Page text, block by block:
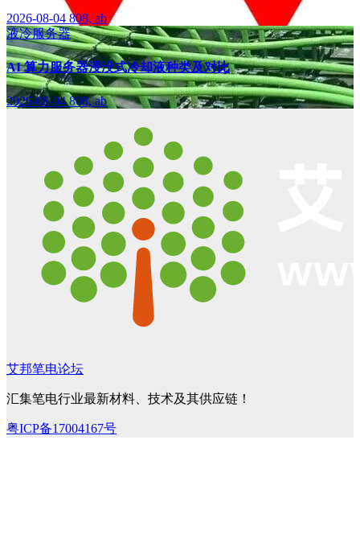
2026-08-04 808, ab
液冷服务器
AI 算力服务器浸没式冷却液种类及对比
2026-08-04808, ab
艾邦笔电论坛
汇集笔电行业最新材料、技术及其供应链！
粤ICP备17004167号